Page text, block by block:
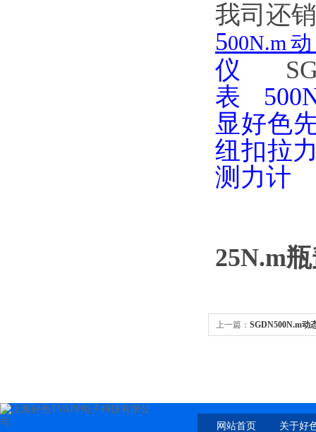
我司还销
500N.m
仪
表
显好色
纽扣拉
测力计
25N.m
上一篇： SGDN500N.m动
网站首页 关于好